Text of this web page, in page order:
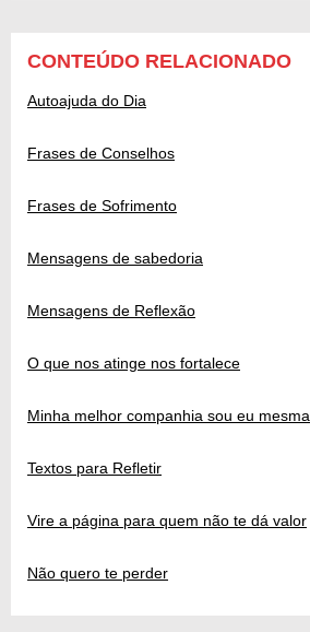
CONTEÚDO RELACIONADO
Autoajuda do Dia
Frases de Conselhos
Frases de Sofrimento
Mensagens de sabedoria
Mensagens de Reflexão
O que nos atinge nos fortalece
Minha melhor companhia sou eu mesma
Textos para Refletir
Vire a página para quem não te dá valor
Não quero te perder